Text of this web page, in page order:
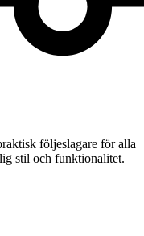
följeslagare för alla
stil och funktionalitet.